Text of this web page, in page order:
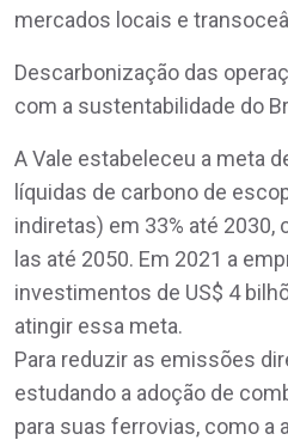
mercados locais e
Descarbonização das
com a sustentabilidade do
A Vale estabeleceu a meta
líquidas de carbono de
indiretas) em 33% até 2030,
las até 2050. Em 2021 a
investimentos de US$ 4
atingir essa meta.
Para reduzir as emissões
estudando a adoção de
para suas ferrovias, como a